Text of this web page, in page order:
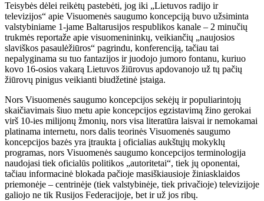
Teisybės dėlei reikėtų pastebėti, jog iki „Lietuvos radijo ir
televizijos“ apie Visuomenės saugumo koncepciją buvo užsiminta
valstybiniame 1-jame Baltarusijos respublikos kanale – 2 minučių
trukmės reportaže apie visuomenininkų, veikiančių „naujosios
slaviškos pasaulėžiūros“ pagrindu, konferenciją, tačiau tai
nepalyginama su tuo fantazijos ir juodojo jumoro fontanu, kuriuo
kovo 16-osios vakarą Lietuvos žiūrovus apdovanojo už tų pačių
žiūrovų pinigus veikianti biudžetinė įstaiga.
Nors Visuomenės saugumo koncepcijos sekėjų ir populiarintojų
skaičiavimais šiuo metu apie koncepcijos egzistavimą žino gerokai
virš 10-ies milijonų žmonių, nors visa literatūra laisvai ir nemokamai
platinama internetu, nors dalis teorinės Visuomenės saugumo
koncepcijos bazės yra įtraukta į oficialias aukštųjų mokyklų
programas, nors Visuomenės saugumo koncepcijos terminologija
naudojasi tiek oficialūs politikos „autoritetai“, tiek jų oponentai,
tačiau informacinė blokada pačioje masiškiausioje žiniasklaidos
priemonėje – centrinėje (tiek valstybinėje, tiek privačioje) televizijoje
galiojo ne tik Rusijos Federacijoje, bet ir už jos ribų.